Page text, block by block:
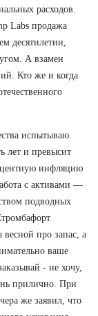
расходов.
Labs продажа
десятилетии,
А взамен
Кто же и когда
испытываю.
лет и превысит
инфляцию
с активами —
подводных
весной про запас, а
ваше
- не хочу,
прилично. При
же заявил, что